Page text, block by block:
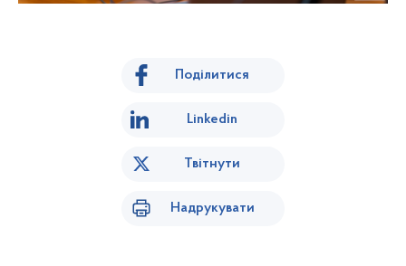
Поділитися
Linkedin
Твітнути
Надрукувати